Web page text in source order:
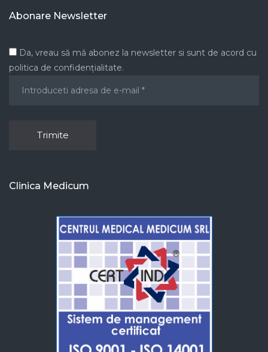
Abonare Newsletter
Da, vreau să mă abonez la newsletter si sunt de acord cu
politica de confidențialitate.
Clinica Medicum